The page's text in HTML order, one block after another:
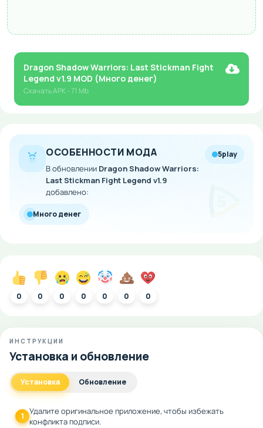
Dragon Shadow Warriors: Last Stickman Fight
Legend v1.9 MOD (Много денег)
СкачатьAPK- 71 Mb
ОСОБЕННОСТИ МОДА
В обновлении Dragon Shadow Warriors:
Last Stickman Fight Legend v1.9
добавлено:
5play
Много денег
0 0 0 0 0 0 0
ИНСТРУКЦИИ
Установка и обновление
Установка Обновление
1 Удалите оригинальное приложение, чтобы избежать
конфликта подписи.